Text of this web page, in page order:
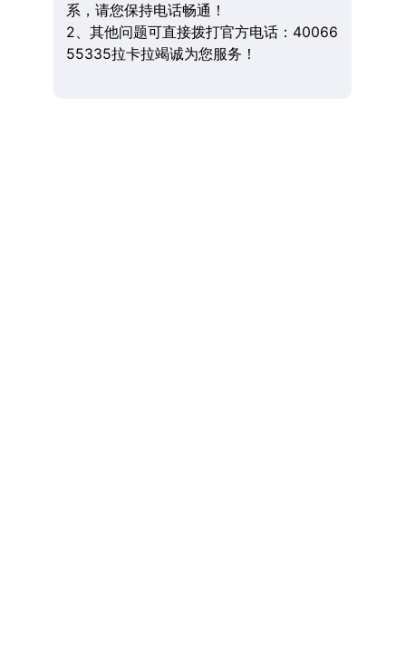
系，请您保持电话畅通！
2、其他问题可直接拨打官方电话：40066
55335拉卡拉竭诚为您服务！